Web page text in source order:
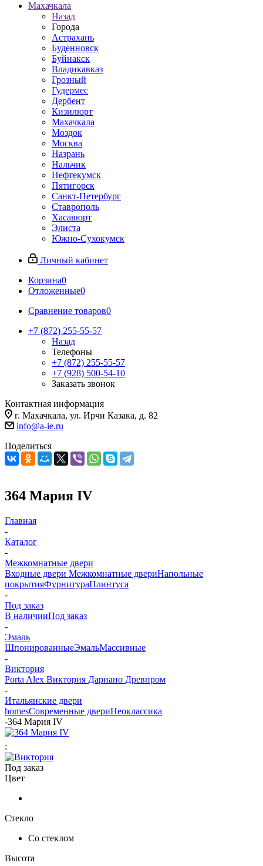
Махачкала
Назад
Города
Астрахань
Буденновск
Буйнакск
Владикавказ
Грозный
Гудермес
Дербент
Кизилюрт
Махачкала
Моздок
Москва
Назрань
Нальчик
Нефтекумск
Пятигорск
Санкт-Петербург
Ставрополь
Хасавюрт
Элиста
Южно-Сухокумск
Личный кабинет
Корзина0
Отложенные0
Сравнение товаров0
+7 (872) 255-55-57
Назад
Телефоны
+7 (872) 255-55-57
+7 (928) 500-54-10
Заказать звонок
Контактная информация
г. Махачкала, ул. Ирчи Казака, д. 82
info@a-ie.ru
Поделиться
364 Мария IV
Главная
-
Каталог
-
Межкомнатные двери
Входные двери Межкомнатные двериНапольные
покрытияФурнитураПлинтуса
-
Под заказ
В наличииПод заказ
-
Эмаль
ШпонированныеЭмальМассивные
-
Виктория
Porta Alex Виктория Дариано Древпром
-
Итальянские двери
homesСовременные двериНеоклассика
-364 Мария IV
:
Под заказ
Цвет
Стекло
Со стеклом
Высота